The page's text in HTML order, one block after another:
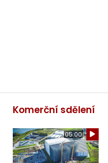
Komerční sdělení
05:00